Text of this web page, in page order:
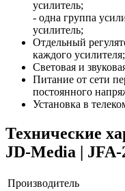
усилитель;
- одна группа
усилитель;
Отдельный
каждого усилителя;
Световая и
Питание от сети
постоянного
Установка в
Технические
JD-Media |
Производитель